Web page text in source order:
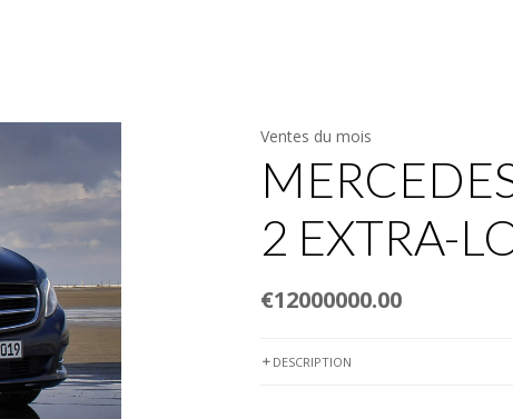
Ventes du mois
2 EXTRA-
€12000000.00
DESCRIPTION